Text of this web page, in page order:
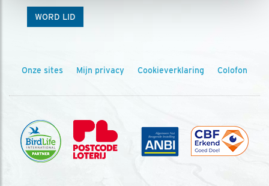
WORD LID
Onze sites Mijn privacy Cookieverklaring Colofon